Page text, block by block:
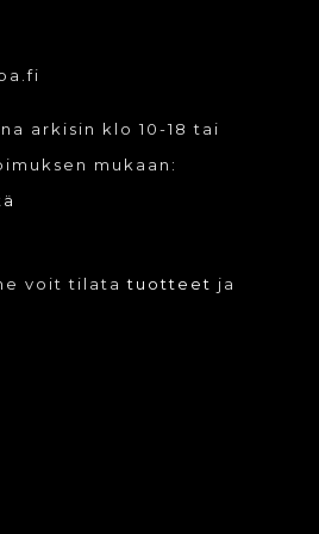
arkisin klo 10-18 tai
mukaan:
voit tilatatuotteet ja